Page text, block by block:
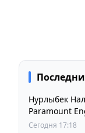
Нурлыбек
Paramount
Сегодня 17:18